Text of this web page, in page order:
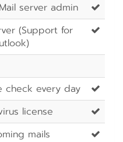
server admin
(Support for
check every day
license
mails